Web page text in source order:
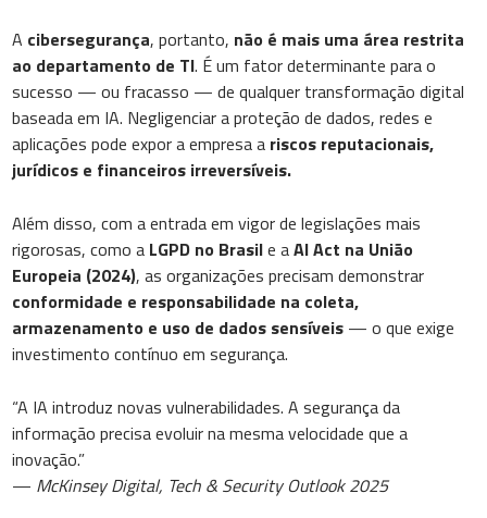
A cibersegurança, portanto, não é mais uma área restrita
ao departamento de TI. É um fator determinante para o
sucesso — ou fracasso — de qualquer transformação digital
baseada em IA. Negligenciar a proteção de dados, redes e
aplicações pode expor a empresa a riscos reputacionais,
jurídicos e financeiros irreversíveis.
Além disso, com a entrada em vigor de legislações mais
rigorosas, como a LGPD no Brasile aAI Act na União
Europeia (2024), as organizações precisam demonstrar
conformidade e responsabilidade na coleta,
armazenamento e uso de dados sensíveis — o que exige
investimento contínuo em segurança.
“A IA introduz novas vulnerabilidades. A segurança da
informação precisa evoluir na mesma velocidade que a
inovação.”
— McKinsey Digital, Tech & Security Outlook 2025